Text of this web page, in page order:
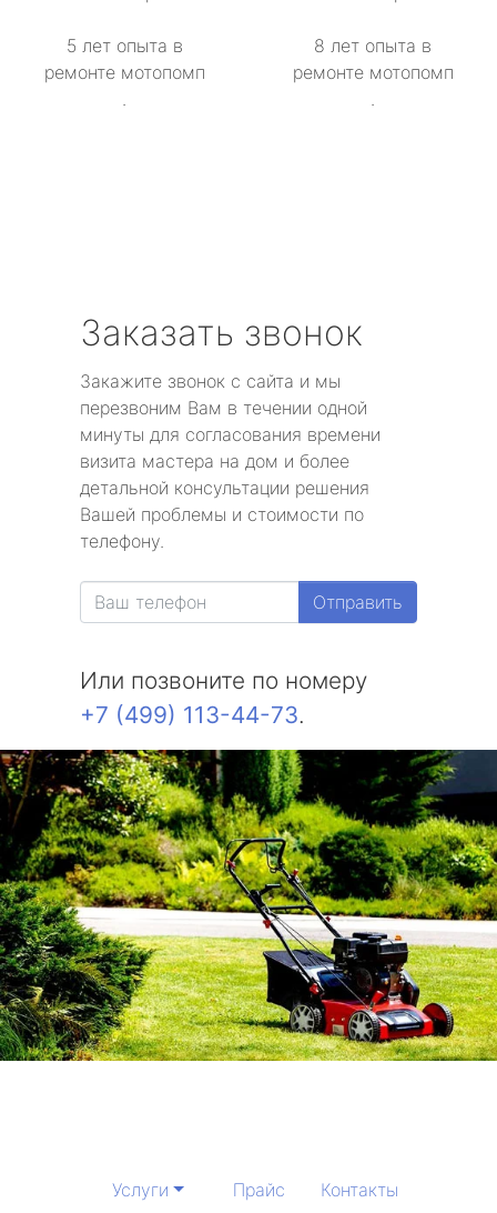
5 лет опыта в
ремонте мотопомп
.
8 лет опыта в
ремонте мотопомп
.
Заказать звонок
Закажите звонок с сайта и мы
перезвоним Вам в течении одной
минуты для согласования времени
визита мастера на дом и более
детальной консультации решения
Вашей проблемы и стоимости по
телефону.
Отправить
Или позвоните по номеру
+7 (499) 113-44-73.
Услуги Прайс Контакты